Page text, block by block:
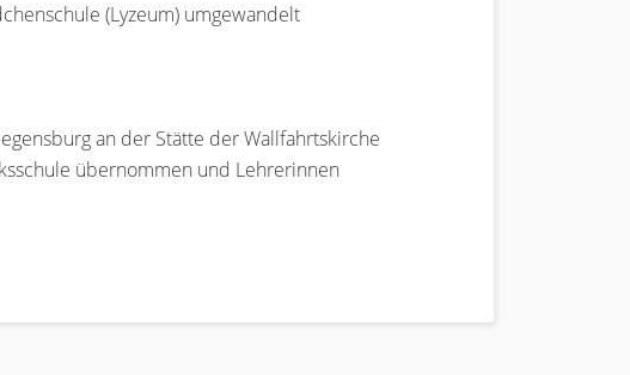
(Lyzeum) umgewandelt
an der Stätte der Wallfahrtskirche
übernommen und Lehrerinnen